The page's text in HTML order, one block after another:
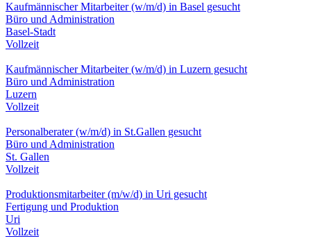
Kaufmännischer Mitarbeiter (w/m/d) in Basel gesucht
Büro und Administration
Basel-Stadt
Vollzeit
Kaufmännischer Mitarbeiter (w/m/d) in Luzern gesucht
Büro und Administration
Luzern
Vollzeit
Personalberater (w/m/d) in St.Gallen gesucht
Büro und Administration
St. Gallen
Vollzeit
Produktionsmitarbeiter (m/w/d) in Uri gesucht
Fertigung und Produktion
Uri
Vollzeit